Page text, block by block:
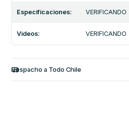
Especificaciones: VERIFICANDO
Videos: VERIFICANDO
Despacho a Todo Chile